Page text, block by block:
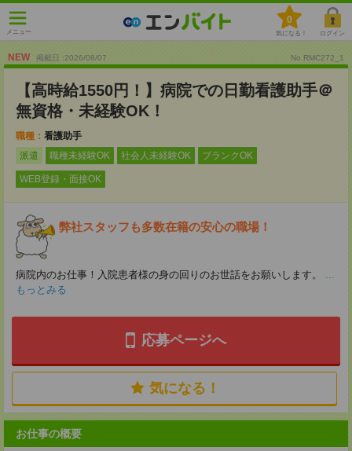
メニュー
0
気になる！ ログイン
NEW 掲載日 :2026/08/07 No.RMC272_1
【高時給1550円！】病院での日勤看護助手＠
無資格・未経験OK！
職種： 看護助手
派遣
職種未経験OK 社会人未経験OK ブランクOK
WEB登録・面接OK
弊社スタッフも多数在籍の安心の職場！
病院内のお仕事！入院患者様の身の回りのお世話をお願いします。
...
もっとみる
応募ページへ
気になる！
お仕事の概要